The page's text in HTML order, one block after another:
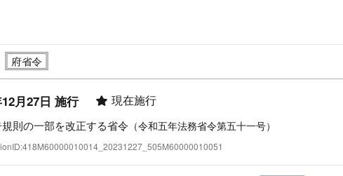
月27日 施行 現在施行
則の一部を改正する省令 （令和五年法務省令第五十一号）